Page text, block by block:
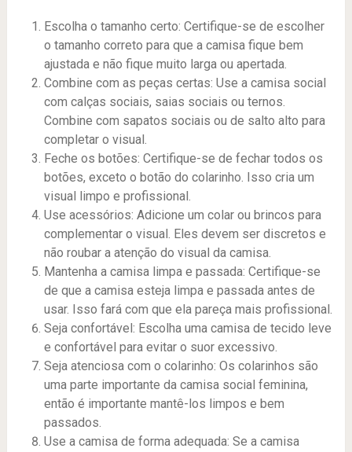
Escolha o tamanho certo: Certifique-se de escolher
o tamanho correto para que a camisa fique bem
ajustada e não fique muito larga ou apertada.
Combine com as peças certas: Use a camisa social
com calças sociais, saias sociais ou ternos.
Combine com sapatos sociais ou de salto alto para
completar o visual.
Feche os botões: Certifique-se de fechar todos os
botões, exceto o botão do colarinho. Isso cria um
visual limpo e profissional.
Use acessórios: Adicione um colar ou brincos para
complementar o visual. Eles devem ser discretos e
não roubar a atenção do visual da camisa.
Mantenha a camisa limpa e passada: Certifique-se
de que a camisa esteja limpa e passada antes de
usar. Isso fará com que ela pareça mais profissional.
Seja confortável: Escolha uma camisa de tecido leve
e confortável para evitar o suor excessivo.
Seja atenciosa com o colarinho: Os colarinhos são
uma parte importante da camisa social feminina,
então é importante mantê-los limpos e bem
passados.
Use a camisa de forma adequada: Se a camisa